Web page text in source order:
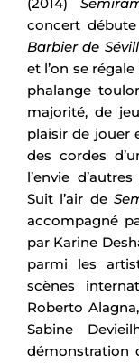
(2014)
concert
Barbier de
et l’on se
phalange
majorité, de
plaisir de jouer
des cordes
l’envie
Suit l’air de
accompagné
par Karine
parmi les
scènes
Roberto
Sabine
démonstration